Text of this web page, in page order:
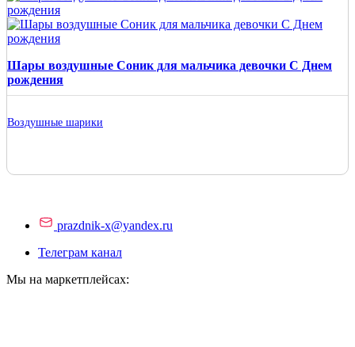
Шары воздушные Соник для мальчика девочки С Днем
рождения
Воздушные шарики
prazdnik-x@yandex.ru
Телеграм канал
Мы на маркетплейсах: